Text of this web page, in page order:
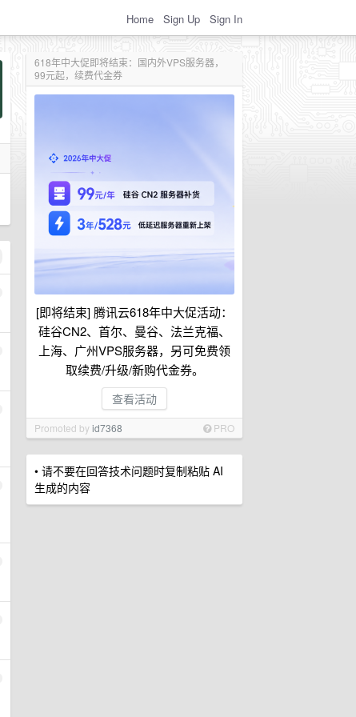
Home Sign Up Sign In
618年中大促即将结束：国内外VPS服务器，
99元起，续费代金券
[即将结束] 腾讯云618年中大促活动：
硅谷CN2、首尔、曼谷、法兰克福、
上海、广州VPS服务器，另可免费领
取续费/升级/新购代金券。
查看活动
Promoted byid7368 PRO
• 请不要在回答技术问题时复制粘贴 AI
生成的内容